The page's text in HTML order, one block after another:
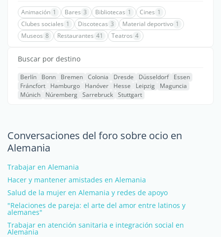
Animación 1 Bares 3 Bibliotecas 1 Cines 1
Clubes sociales 1 Discotecas 3 Material deportivo 1
Museos 8 Restaurantes 41 Teatros 4
Buscar por destino
Berlín Bonn Bremen Colonia Dresde Düsseldorf
Essen
Fráncfort
Hamburgo Hanóver Hesse Leipzig
Maguncia
Múnich
Núremberg Sarrebruck Stuttgart
Conversaciones del foro sobre ocio en
Alemania
Trabajar en Alemania
Hacer y mantener amistades en Alemania
Salud de la mujer en Alemania y redes de apoyo
"Relaciones de pareja: el arte del amor entre latinos y
alemanes"
Trabajar en atención sanitaria e integración social en
Alemania